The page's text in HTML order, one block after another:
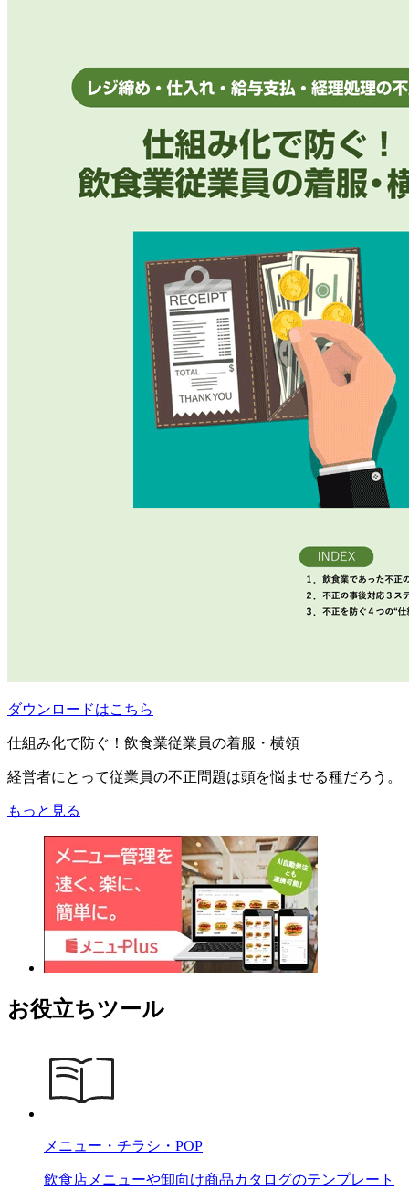
ダウンロードはこちら
仕組み化で防ぐ！飲食業従業員の着服・横領
経営者にとって従業員の不正問題は頭を悩ませる種だろう。
もっと見る
お役立ちツール
メニュー・チラシ・POP
飲食店メニューや卸向け商品カタログのテンプレート